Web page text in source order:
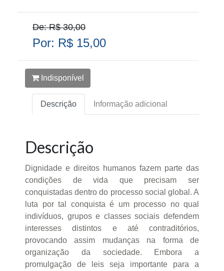
De: R$ 30,00
Por: R$ 15,00
Indisponível
Descrição Informação adicional
Descrição
Dignidade e direitos humanos fazem parte das
condições de vida que precisam ser
conquistadas dentro do processo social global. A
luta por tal conquista é um processo no qual
indivíduos, grupos e classes sociais defendem
interesses distintos e até contraditórios,
provocando assim mudanças na forma de
organização da sociedade. Embora a
promulgação de leis seja importante para a